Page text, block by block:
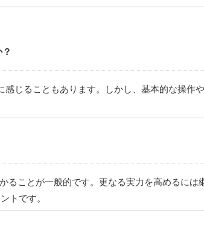
じることもあります。しかし、基本的な操作
ることが一般的です。更なる実力を高めるには
トです。